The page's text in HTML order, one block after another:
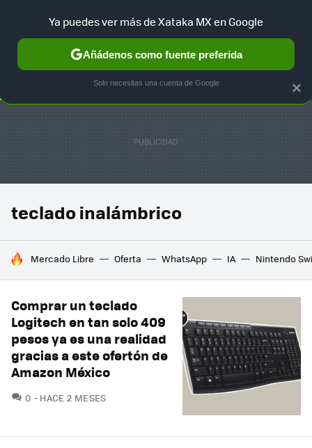
SELECCIÓN GAMING HOME AUTO TERRITORIO
teclado inalámbrico
HOY SE HABLA DE
Mercado Libre Oferta WhatsApp IA Nintendo
Comprar un teclado
Logitech en tan solo 409
pesos ya es una realidad
gracias a este ofertón de
Amazon México
0 COMENTARIOS
HACE 2 MESES
×
Ya puedes ver más de Xataka MX en Google
Añádenos como fuente preferida
Solo necesitas una cuenta de Google